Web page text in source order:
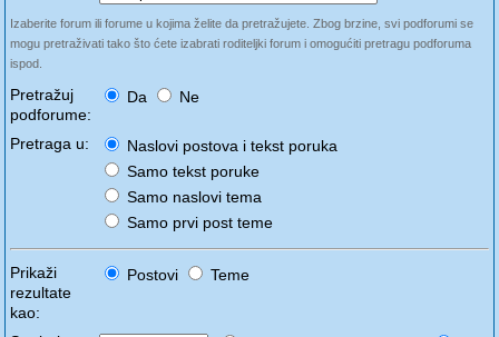
Izaberite forum ili forume u kojima želite da pretražujete. Zbog brzine, svi podforumi se
mogu pretraživati tako što ćete izabrati roditeljki forum i omogućiti pretragu podforuma
ispod.
Pretražuj
podforume:
Da Ne
Pretraga u:
Naslovi postova i tekst poruka
Samo tekst poruke
Samo naslovi tema
Samo prvi post teme
Prikaži
rezultate
kao:
Postovi Teme